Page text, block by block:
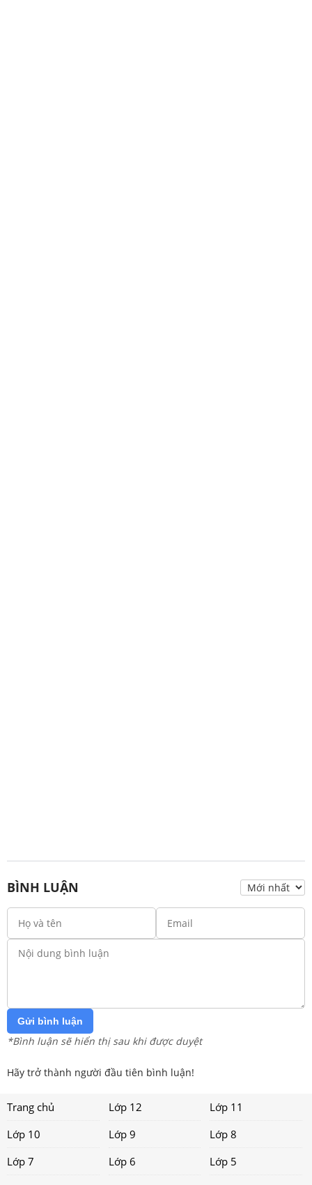
BÌNH LUẬN
Gửi bình luận
*Bình luận sẽ hiển thị sau khi được duyệt
Hãy trở thành người đầu tiên bình luận!
Trang chủ Lớp 12
Lớp 11
Lớp 10
Lớp 9
Lớp 8
Lớp 7
Lớp 6
Lớp 5